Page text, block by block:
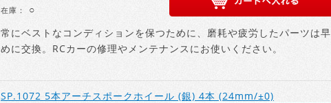
在庫：
○
常にベストなコンディションを保つために、磨耗や疲労したパーツは早
めに交換。RCカーの修理やメンテナンスにお使いください。
SP.1072 5本アーチスポークホイール (銀) 4本 (24mm/±0)